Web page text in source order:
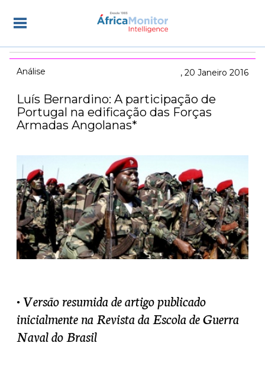
Análise 20 Janeiro 2016
Luís Bernardino: A participação de
Portugal na edificação das Forças
Armadas Angolanas*
• Versão resumida de artigo publicado
inicialmente na Revista da Escola de Guerra
Naval do Brasil